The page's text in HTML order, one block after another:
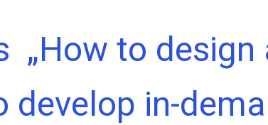
„How to design
develop in-